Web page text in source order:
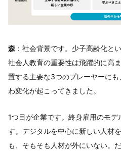
森 ：社会背景です。少子高齢化と
社会人教育の重要性は飛躍的に高
置する主要な3つのプレーヤーに
わ変化が起こってきました。
1つ目が企業です。終身雇用のモ
す。デジタルを中心に新しい人材
も、そもそも人材が外にいない。